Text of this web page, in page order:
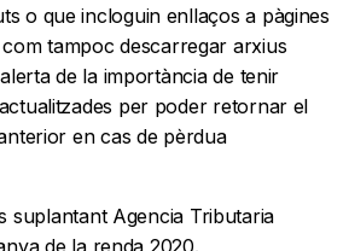
o que incloguin enllaços a pàgines
tampoc descarregar arxius
de la importància de tenir
per poder retornar el
en cas de pèrdua
suplantant Agencia Tributaria